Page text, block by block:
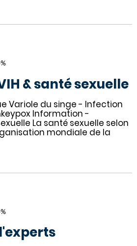
& santé sexuelle
Variole du singe - Infection
Information -
La santé sexuelle selon
mondiale de la